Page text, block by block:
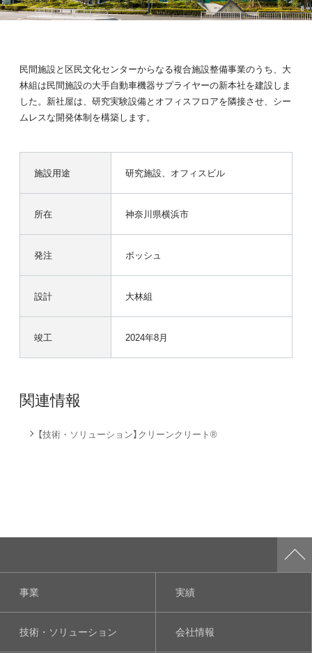
民間施設と区民文化センターからなる複合施設整備事業のうち、大
林組は民間施設の大手自動車機器サプライヤーの新本社を建設しま
した。新社屋は、研究実験設備とオフィスフロアを隣接させ、シー
ムレスな開発体制を構築します。
施設用途 研究施設、オフィスビル
所在 神奈川県横浜市
発注 ボッシュ
設計 大林組
竣工 2024年8月
関連情報
【技術・ソリューション】クリーンクリート®
事業 実績
技術・ソリューション 会社情報